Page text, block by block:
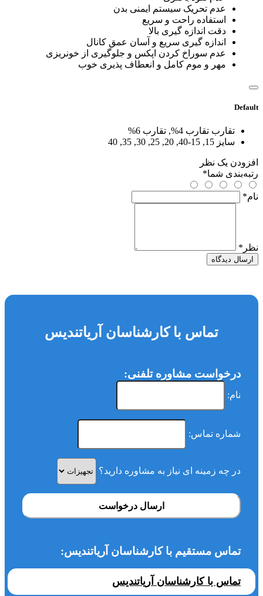
عدم تحریک سیستم ایمنی بدن
استفاده راحت و سریع
دقت اندازه گیری بالا
اندازه گیری سریع و آسان عمق کانال
عدم سوراخ کردن اپکس و جلوگیری از خونریزی
مهر و موم کامل و انعطاف پذیری خوب
Default
تقارب تقارب 4%, تقارب 6%
سایز 15, 15-40, 20, 25, 30, 35, 40
افزودن یک نظر
رتبه‌بندی شما*
نام*
نظر *
ارسال دیدگاه
تماس با کارشناسان آریاتندیس
درخواست مشاوره تلفنی:
نام:
شماره تماس:
در چه زمینه ای نیاز به مشاوره دارید؟
ارسال درخواست
تماس مستقیم با کارشناسان آریاتندیس:
تماس با کارشناسان آریاتندیس